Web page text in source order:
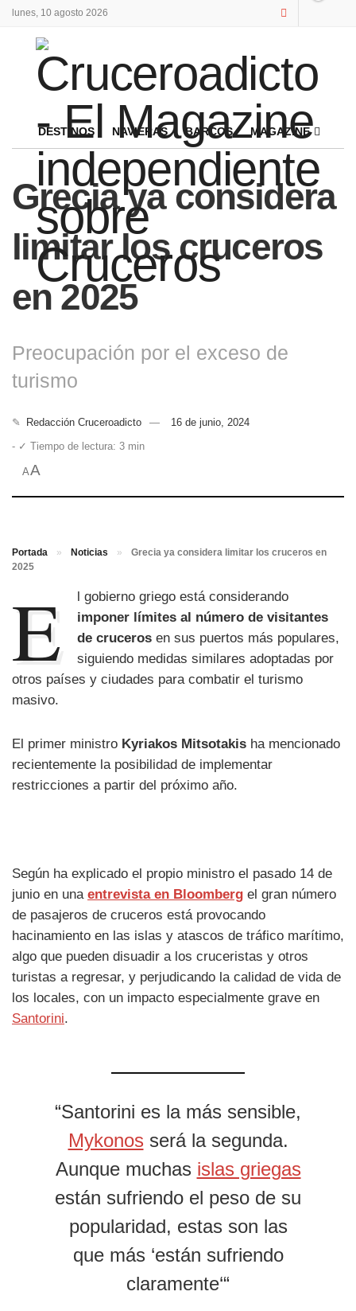
lunes, 10 agosto 2026
DESTINOS NAVIERAS BARCOS MAGAZINE
Grecia ya considera
limitar los cruceros
en 2025
Preocupación por el exceso de
turismo
✎ Redacción Cruceroadicto
16 de junio, 2024
- ✓ Tiempo de lectura: 3 min
AA
Portada » Noticias »
Grecia ya considera limitar los cruceros en
2025
E
l gobierno griego está considerando
imponer límites al número de visitantes
de cruceros en sus puertos más populares,
siguiendo medidas similares adoptadas por
otros países y ciudades para combatir el turismo
masivo.
El primer ministro Kyriakos Mitsotakis ha mencionado
recientemente la posibilidad de implementar
restricciones a partir del próximo año.
Según ha explicado el propio ministro el pasado 14 de
junio en una entrevista en Bloomberg el gran número
de pasajeros de cruceros está provocando
hacinamiento en las islas y atascos de tráfico marítimo,
algo que pueden disuadir a los cruceristas y otros
turistas a regresar, y perjudicando la calidad de vida de
los locales, con un impacto especialmente grave en
Santorini.
“Santorini es la más sensible,
Mykonos será la segunda.
Aunque muchas islas griegas
están sufriendo el peso de su
popularidad, estas son las
que más ‘están sufriendo
claramente‘“